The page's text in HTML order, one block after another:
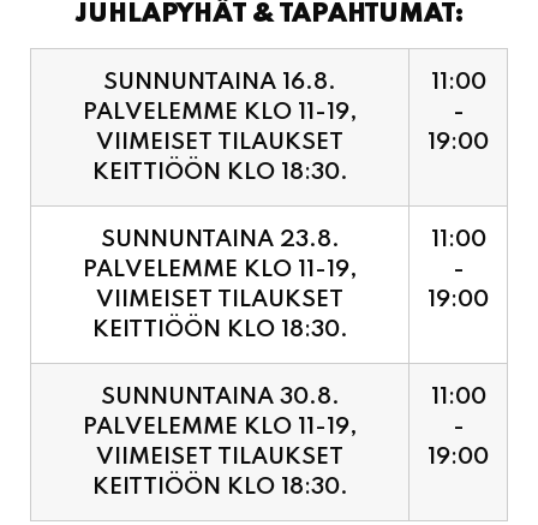
PALVELEMME KLO 11-19,
VIIMEISET TILAUKSET
KEITTIÖÖN KLO 18:30.
-
19:00
SUNNUNTAINA 23.8.
PALVELEMME KLO 11-19,
VIIMEISET TILAUKSET
KEITTIÖÖN KLO 18:30.
11:00
19:00
SUNNUNTAINA 30.8.
PALVELEMME KLO 11-19,
VIIMEISET TILAUKSET
KEITTIÖÖN KLO 18:30.
11:00
19:00